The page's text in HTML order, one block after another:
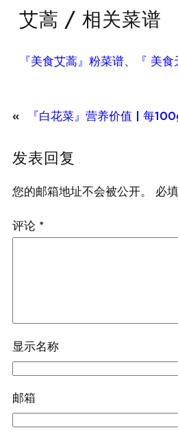
艾蒿 / 相关菜谱
『美食艾蒿』粉菜谱、 『 美
« 『白花菜』营养价值 | 每
发表回复
您的邮箱地址不会被公开。 必
评论 *
显示名称
邮箱